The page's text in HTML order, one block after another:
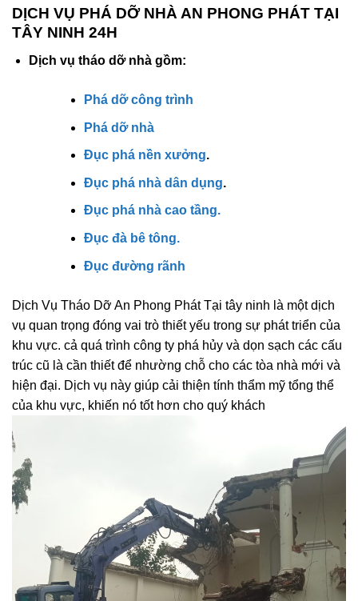
DỊCH VỤ PHÁ DỠ NHÀ AN PHONG PHÁT TẠI
TÂY NINH 24H
Dịch vụ tháo dỡ nhà gồm:
Phá dỡ công trình
Phá dỡ nhà
Đục phá nền xưởng.
Đục phá nhà dân dụng.
Đục phá nhà cao tầng.
Đục đà bê tông.
Đục đường rãnh
Dịch Vụ Tháo Dỡ An Phong Phát Tại tây ninh là một dịch
vụ quan trọng đóng vai trò thiết yếu trong sự phát triển của
khu vực. cả quá trình công ty phá hủy và dọn sạch các cấu
trúc cũ là cần thiết để nhường chỗ cho các tòa nhà mới và
hiện đại. Dịch vụ này giúp cải thiện tính thẩm mỹ tổng thể
của khu vực, khiến nó tốt hơn cho quý khách